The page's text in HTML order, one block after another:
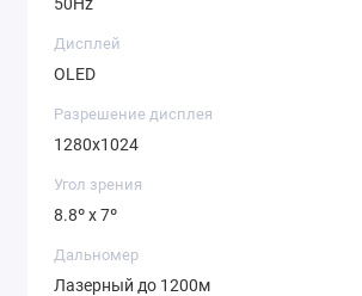
Дисплей
OLED
Разрешение дисплея
1280x1024
Угол зрения
8.8º x 7º
Дальномер
Лазерный до 1200м